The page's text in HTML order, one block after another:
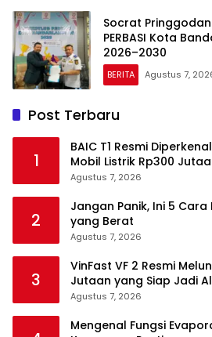
Socrat
PERBASI Kota
2026–2030
BERITA Agustus 7,
Post Terbaru
1
BAIC T1 Resmi
Mobil Listrik Rp300
Pasar EV
Agustus 7, 2026
2
Jangan Panik, Ini 5
yang Berat
Agustus 7, 2026
3
VinFast VF 2 Resmi
Jutaan yang Siap Jadi
Motor
Agustus 7, 2026
Mengenal Fungsi